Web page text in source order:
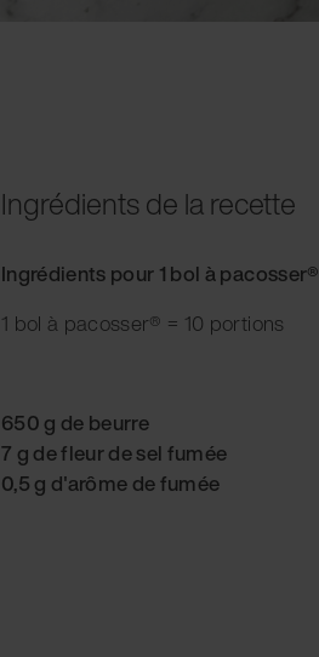
Ingrédients de la recette
Ingrédients pour 1 bol à pacosser®
1 bol à pacosser® = 10 portions
650 g de beurre
7 g de fleur de sel fumée
0,5 g d'arôme de fumée